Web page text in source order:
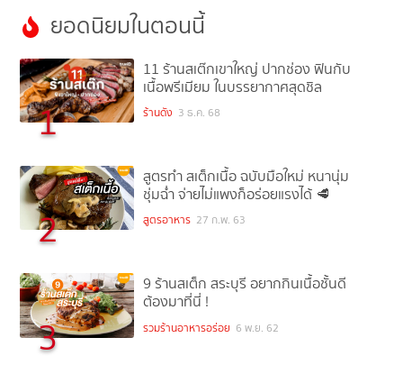
ยอดนิยมในตอนนี้
1
11 ร้านสเต๊กเขาใหญ่ ปากช่อง ฟินกับ
เนื้อพรีเมียม ในบรรยากาศสุดชิล
ร้านดัง 3 ธ.ค. 68
2
สูตรทำ สเต็กเนื้อ ฉบับมือใหม่ หนานุ่ม
ชุ่มฉ่ำ จ่ายไม่แพงก็อร่อยแรงได้ 🥩
สูตรอาหาร 27 ก.พ. 63
3
9 ร้านสเต็ก สระบุรี อยากกินเนื้อชั้นดี
ต้องมาที่นี่ !
รวมร้านอาหารอร่อย 6 พ.ย. 62